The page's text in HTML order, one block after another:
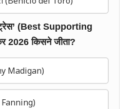
(Best Supporting
किसने जीता?
Madigan)